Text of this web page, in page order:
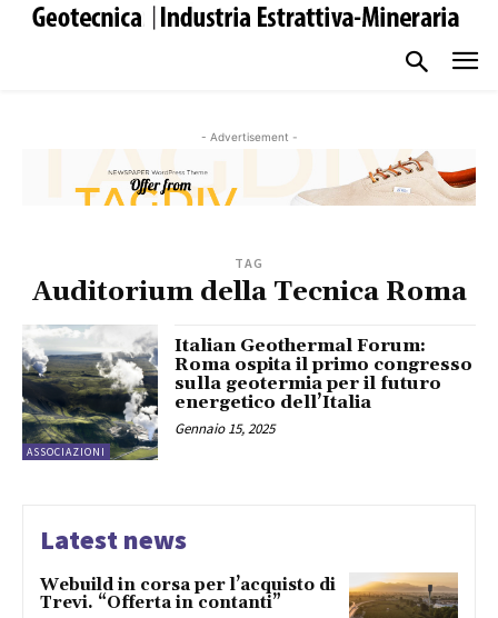
- Advertisement -
TAG
Auditorium della Tecnica Roma
ASSOCIAZIONI
Italian Geothermal Forum:
Roma ospita il primo congresso
sulla geotermia per il futuro
energetico dell’Italia
Gennaio 15, 2025
Latest news
Webuild in corsa per l’acquisto di
Trevi. “Offerta in contanti”